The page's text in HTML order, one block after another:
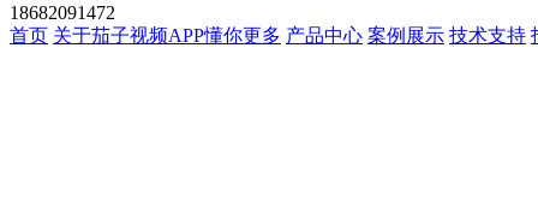
18682091472
首页 关于茄子视频APP懂你更多 产品中心 案例展示 技术支持